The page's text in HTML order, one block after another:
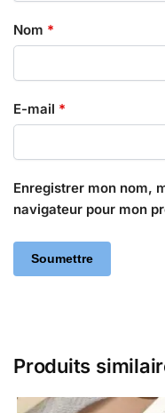
Nom *
E-mail *
Enregistrer mon nom,
navigateur pour mon
Produits